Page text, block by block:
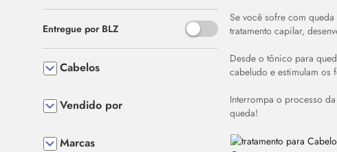
Se você sofre com
tratamento capilar,
Desde o tônico para
cabeludo e estimulam
Interrompa o processo
queda!
Entregue por BLZ Use o espaço ou Enter para alternar
Cabelos
Vendido por
Marcas